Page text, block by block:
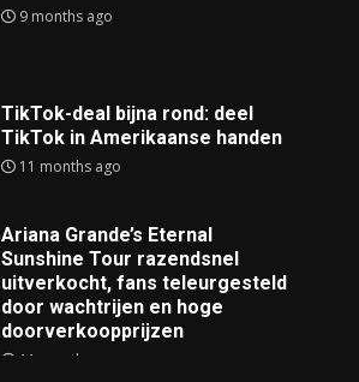
9 months ago
TikTok-deal bijna rond: deel
TikTok in Amerikaanse handen
11 months ago
Ariana Grande’s Eternal
Sunshine Tour razendsnel
uitverkocht, fans teleurgesteld
door wachtrijen en hoge
doorverkoopprijzen
11 months ago